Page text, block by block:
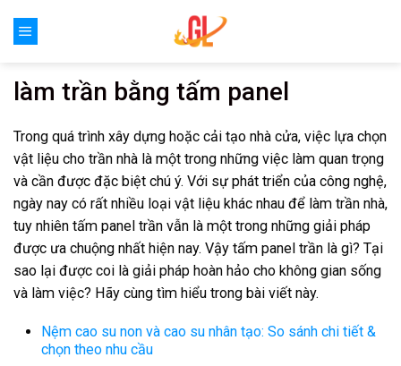
làm trần bằng tấm panel
Trong quá trình xây dựng hoặc cải tạo nhà cửa, việc lựa chọn
vật liệu cho trần nhà là một trong những việc làm quan trọng
và cần được đặc biệt chú ý. Với sự phát triển của công nghệ,
ngày nay có rất nhiều loại vật liệu khác nhau để làm trần nhà,
tuy nhiên tấm panel trần vẫn là một trong những giải pháp
được ưa chuộng nhất hiện nay. Vậy tấm panel trần là gì? Tại
sao lại được coi là giải pháp hoàn hảo cho không gian sống
và làm việc? Hãy cùng tìm hiểu trong bài viết này.
Nệm cao su non và cao su nhân tạo: So sánh chi tiết &
chọn theo nhu cầu